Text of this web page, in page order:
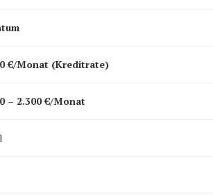
€/Monat (Kreditrate)
– 2.300 €/Monat